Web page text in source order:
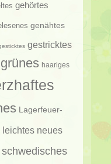
gehörtes
genähtes
gestricktes
grünes haariges
Lagerfeuer-
leichtes neues
schwedisches